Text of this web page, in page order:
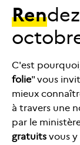
Ren
C'est
folie" vous
mieux
à travers une
par le
gratuits vous